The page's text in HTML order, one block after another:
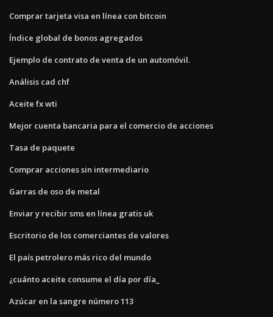
Comprar tarjeta visa en línea con bitcoin
Índice global de bonos agregados
Ejemplo de contrato de venta de un automóvil.
Análisis cad chf
Aceite fx wti
Mejor cuenta bancaria para el comercio de acciones
Tasa de paquete
Comprar acciones sin intermediario
Garras de oso de metal
Enviar y recibir sms en línea gratis uk
Escritorio de los comerciantes de valores
El país petrolero más rico del mundo
¿cuánto aceite consume el día por día_
Azúcar en la sangre número 113